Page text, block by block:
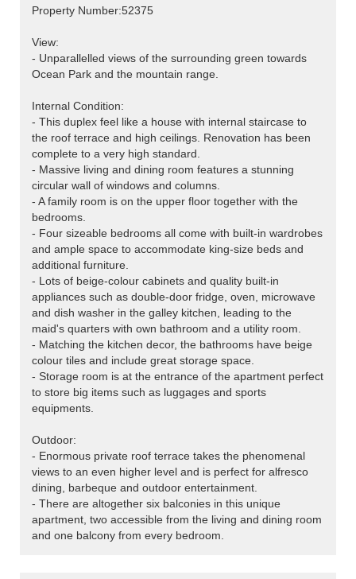
Property Number:52375
View:
- Unparallelled views of the surrounding green towards
Ocean Park and the mountain range.
Internal Condition:
- This duplex feel like a house with internal staircase to
the roof terrace and high ceilings. Renovation has been
complete to a very high standard.
- Massive living and dining room features a stunning
circular wall of windows and columns.
- A family room is on the upper floor together with the
bedrooms.
- Four sizeable bedrooms all come with built-in wardrobes
and ample space to accommodate king-size beds and
additional furniture.
- Lots of beige-colour cabinets and quality built-in
appliances such as double-door fridge, oven, microwave
and dish washer in the galley kitchen, leading to the
maid's quarters with own bathroom and a utility room.
- Matching the kitchen decor, the bathrooms have beige
colour tiles and include great storage space.
- Storage room is at the entrance of the apartment perfect
to store big items such as luggages and sports
equipments.
Outdoor:
- Enormous private roof terrace takes the phenomenal
views to an even higher level and is perfect for alfresco
dining, barbeque and outdoor entertainment.
- There are altogether six balconies in this unique
apartment, two accessible from the living and dining room
and one balcony from every bedroom.